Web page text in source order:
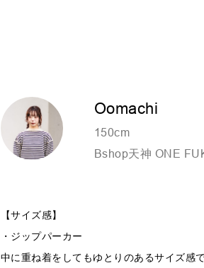
Oomachi
150cm
Bshop天神 ONE
【サイズ感】
・ジップパーカー
中に重ね着をしてもゆとりのあるサイズ感